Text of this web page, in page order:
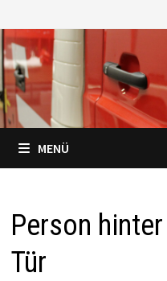
Inhalt
springen
MENÜ
Person
Tür